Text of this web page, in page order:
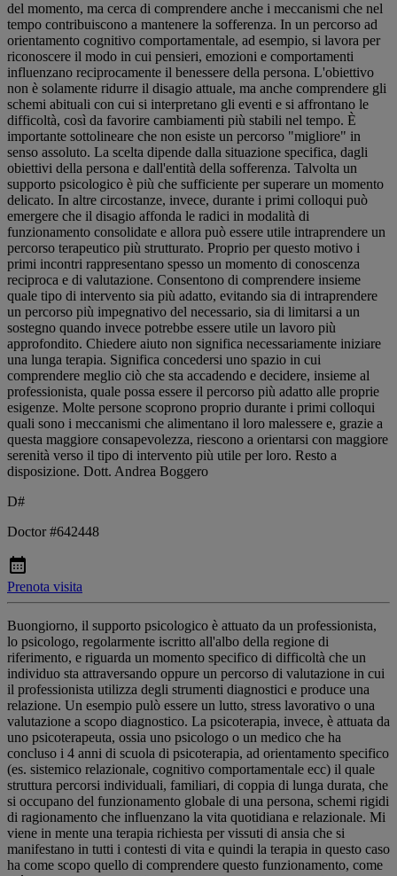
del momento, ma cerca di comprendere anche i meccanismi che nel
tempo contribuiscono a mantenere la sofferenza. In un percorso ad
orientamento cognitivo comportamentale, ad esempio, si lavora per
riconoscere il modo in cui pensieri, emozioni e comportamenti
influenzano reciprocamente il benessere della persona. L'obiettivo
non è solamente ridurre il disagio attuale, ma anche comprendere gli
schemi abituali con cui si interpretano gli eventi e si affrontano le
difficoltà, così da favorire cambiamenti più stabili nel tempo. È
importante sottolineare che non esiste un percorso "migliore" in
senso assoluto. La scelta dipende dalla situazione specifica, dagli
obiettivi della persona e dall'entità della sofferenza. Talvolta un
supporto psicologico è più che sufficiente per superare un momento
delicato. In altre circostanze, invece, durante i primi colloqui può
emergere che il disagio affonda le radici in modalità di
funzionamento consolidate e allora può essere utile intraprendere un
percorso terapeutico più strutturato. Proprio per questo motivo i
primi incontri rappresentano spesso un momento di conoscenza
reciproca e di valutazione. Consentono di comprendere insieme
quale tipo di intervento sia più adatto, evitando sia di intraprendere
un percorso più impegnativo del necessario, sia di limitarsi a un
sostegno quando invece potrebbe essere utile un lavoro più
approfondito. Chiedere aiuto non significa necessariamente iniziare
una lunga terapia. Significa concedersi uno spazio in cui
comprendere meglio ciò che sta accadendo e decidere, insieme al
professionista, quale possa essere il percorso più adatto alle proprie
esigenze. Molte persone scoprono proprio durante i primi colloqui
quali sono i meccanismi che alimentano il loro malessere e, grazie a
questa maggiore consapevolezza, riescono a orientarsi con maggiore
serenità verso il tipo di intervento più utile per loro. Resto a
disposizione. Dott. Andrea Boggero
D#
Doctor #642448
Prenota visita
Buongiorno, il supporto psicologico è attuato da un professionista,
lo psicologo, regolarmente iscritto all'albo della regione di
riferimento, e riguarda un momento specifico di difficoltà che un
individuo sta attraversando oppure un percorso di valutazione in cui
il professionista utilizza degli strumenti diagnostici e produce una
relazione. Un esempio pulò essere un lutto, stress lavorativo o una
valutazione a scopo diagnostico. La psicoterapia, invece, è attuata da
uno psicoterapeuta, ossia uno psicologo o un medico che ha
concluso i 4 anni di scuola di psicoterapia, ad orientamento specifico
(es. sistemico relazionale, cognitivo comportamentale ecc) il quale
struttura percorsi individuali, familiari, di coppia di lunga durata, che
si occupano del funzionamento globale di una persona, schemi rigidi
di ragionamento che influenzano la vita quotidiana e relazionale. Mi
viene in mente una terapia richiesta per vissuti di ansia che si
manifestano in tutti i contesti di vita e quindi la terapia in questo caso
ha come scopo quello di comprendere questo funzionamento, come